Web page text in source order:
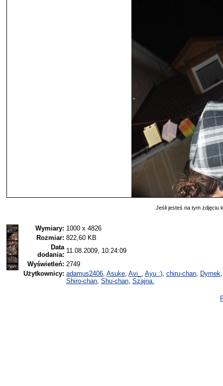
Jeśli jesteś na tym zdjęciu
Wymiary: 1000 x 4826
Rozmiar: 822,60 KB
Data
dodania:
11.08.2009, 10:24:09
Wyświetleń: 2749
Użytkownicy: adamus2406 Asuke Avi_ Ayu :) chiru-chan Dymek
Shiro-chan Shu-chan Szajna.